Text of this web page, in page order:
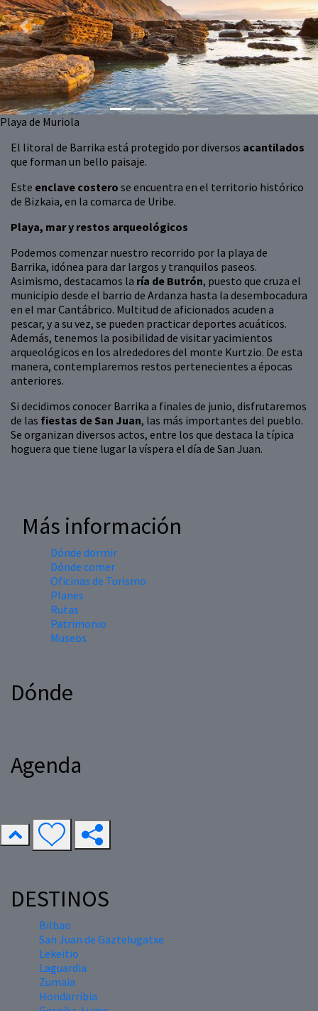
El litoral de Barrika está protegido por diversos acantilados
que forman un bello paisaje.
Este enclave costero se encuentra en el territorio histórico
de Bizkaia, en la comarca de Uribe.
Playa, mar y restos arqueológicos
Podemos comenzar nuestro recorrido por la playa de
Barrika, idónea para dar largos y tranquilos paseos.
Asimismo, destacamos la ría de Butrón, puesto que cruza el
municipio desde el barrio de Ardanza hasta la desembocadura
en el mar Cantábrico. Multitud de aficionados acuden a
pescar, y a su vez, se pueden practicar deportes acuáticos.
Además, tenemos la posibilidad de visitar yacimientos
arqueológicos en los alrededores del monte Kurtzio. De esta
manera, contemplaremos restos pertenecientes a épocas
anteriores.
Si decidimos conocer Barrika a finales de junio, disfrutaremos
de las fiestas de San Juan, las más importantes del pueblo.
Se organizan diversos actos, entre los que destaca la típica
hoguera que tiene lugar la víspera el día de San Juan.
Playa de Muriola
Previous Next
Más información
Dónde dormir
Dónde comer
Oficinas de Turismo
Planes
Rutas
Patrimonio
Museos
Dónde
Agenda
DESTINOS
Bilbao
San Juan de Gaztelugatxe
Lekeitio
Laguardia
Zumaia
Hondarribia